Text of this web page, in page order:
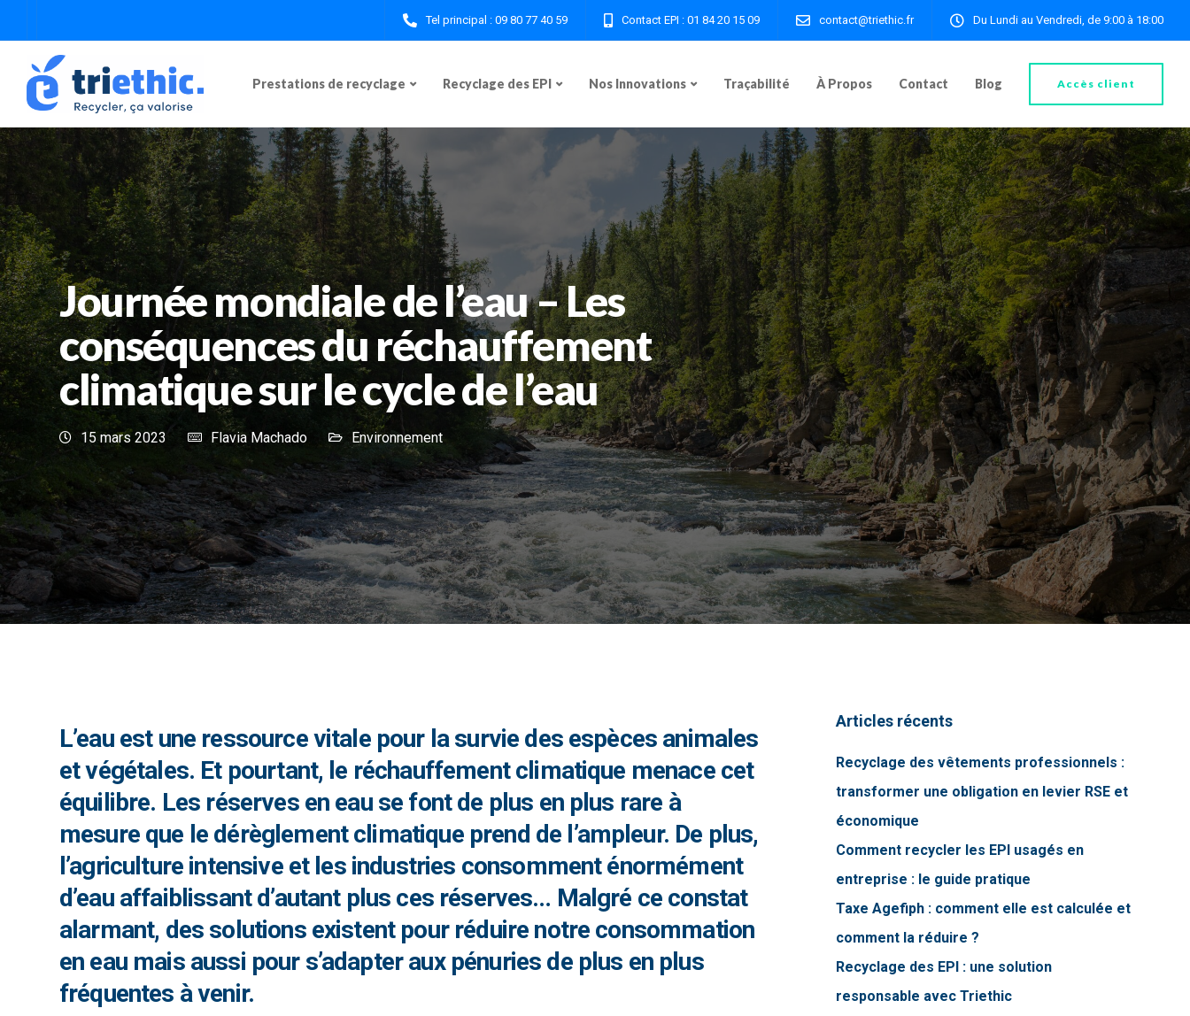
Tel principal : 09 80 77 40 59 Contact EPI : 01 84 20 15 09 contact@triethic.fr Du Lundi au Vendredi, de 9:00 à 18:00
Prestations de recyclage Recyclage des EPI Nos Innovations Traçabilité À Propos Contact Blog Accès client
Journée mondiale de l’eau – Les
conséquences du réchauffement
climatique sur le cycle de l’eau
15 mars 2023 Flavia Machado Environnement
L’eau est une ressource vitale pour la survie des espèces animales
et végétales. Et pourtant, le réchauffement climatique menace cet
équilibre. Les réserves en eau se font de plus en plus rare à
mesure que le dérèglement climatique prend de l’ampleur. De plus,
l’agriculture intensive et les industries consomment énormément
d’eau affaiblissant d’autant plus ces réserves… Malgré ce constat
alarmant, des solutions existent pour réduire notre consommation
en eau mais aussi pour s’adapter aux pénuries de plus en plus
fréquentes à venir.
Articles récents
Recyclage des vêtements professionnels :
transformer une obligation en levier RSE et
économique
Comment recycler les EPI usagés en
entreprise : le guide pratique
Taxe Agefiph : comment elle est calculée et
comment la réduire ?
Recyclage des EPI : une solution
responsable avec Triethic